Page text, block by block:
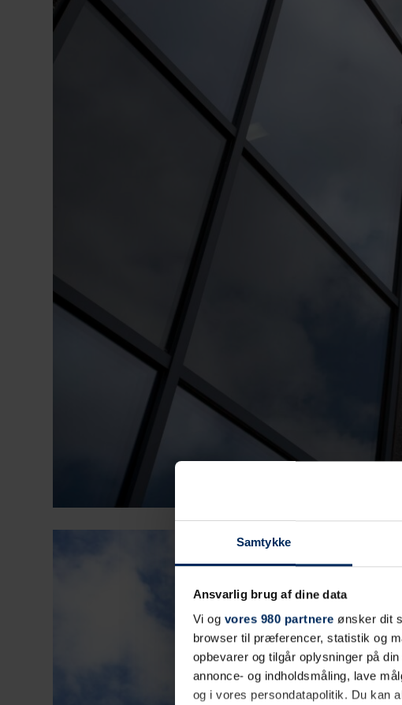
Samtykke
Ansvarlig brug af dine data
Vi og vores 980 partnere ønsker dit
browser til præferencer, statistik og
opbevarer og tilgår oplysninger på
annonce- og indholdsmåling, lave
og i vores persondatapolitik. Du kan